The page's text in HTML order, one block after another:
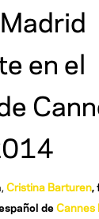
en el
Cristina Barturen,
deCannes